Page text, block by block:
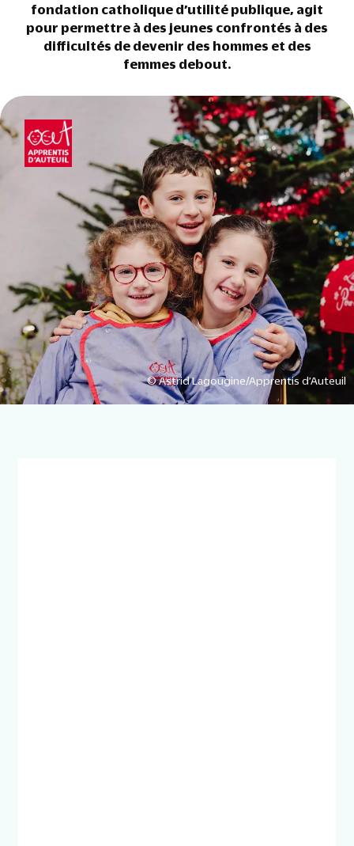
fondation catholique d’utilité publique, agit
pour permettre à des jeunes confrontés à des
difficultés de devenir des hommes et des
femmes debout.
© Astrid Lagougine/Apprentis d’Auteuil